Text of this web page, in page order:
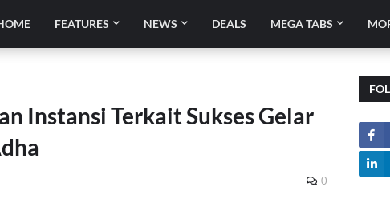
FEATURES NEWS DEALS MEGA TABS
Instansi Terkait Sukses Gelar
0